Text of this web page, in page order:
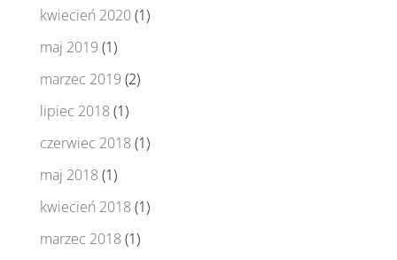
kwiecień 2020(1)
maj 2019 (1)
marzec 2019 (2)
lipiec 2018 (1)
czerwiec 2018 (1)
maj 2018 (1)
kwiecień 2018 (1)
marzec 2018 (1)